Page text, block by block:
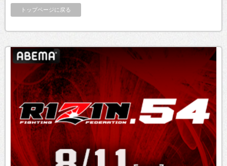
トップページに戻る